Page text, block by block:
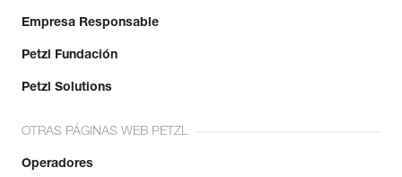
Empresa Responsable
Petzl Fundación
Petzl Solutions
OTRAS PÁGINAS WEB PETZL
Operadores